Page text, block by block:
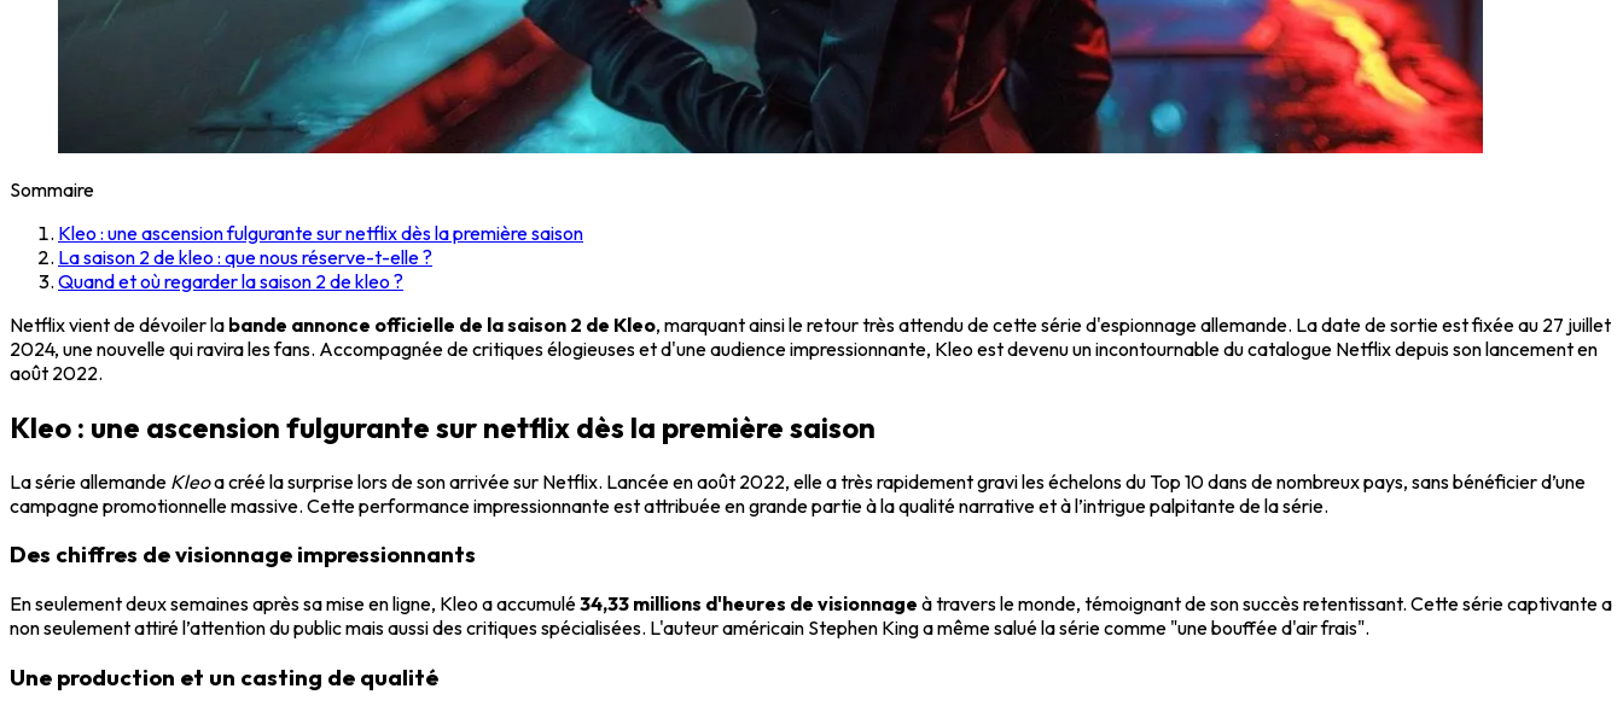
Sommaire
Kleo : une ascension fulgurante sur netflix dès la première saison
La saison 2 de kleo : que nous réserve-t-elle ?
Quand et où regarder la saison 2 de kleo ?
Netflix vient de dévoiler la bande annonce officielle de la saison 2 de Kleo, marquant ainsi le retour très attendu de cette série d'espionnage allemande. La date de sortie est fixée au 27 juillet
2024, une nouvelle qui ravira les fans. Accompagnée de critiques élogieuses et d'une audience impressionnante, Kleo est devenu un incontournable du catalogue Netflix depuis son lancement en
août 2022.
Kleo : une ascension fulgurante sur netflix dès la première saison
La série allemande Kleoa créé la surprise lors de son arrivée sur Netflix. Lancée en août 2022, elle a très rapidement gravi les échelons du Top 10 dans de nombreux pays, sans bénéficier d’une
campagne promotionnelle massive. Cette performance impressionnante est attribuée en grande partie à la qualité narrative et à l’intrigue palpitante de la série.
Des chiffres de visionnage impressionnants
En seulement deux semaines après sa mise en ligne, Kleo a accumulé34,33 millions d'heures de visionnage à travers le monde, témoignant de son succès retentissant. Cette série captivante a
non seulement attiré l’attention du public mais aussi des critiques spécialisées. L'auteur américain Stephen King a même salué la série comme "une bouffée d'air frais".
Une production et un casting de qualité